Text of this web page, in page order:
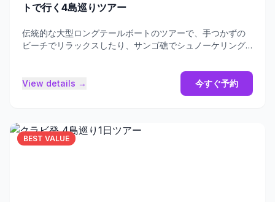
トで行く4島巡りツアー
伝統的な大型ロングテールボートのツアーで、手つかずの
ビーチでリラックスしたり、サンゴ礁でシュノーケリング
View details → 今すぐ予約
BEST VALUE